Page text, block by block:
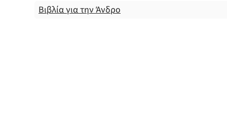
Βιβλία για την Άνδρο